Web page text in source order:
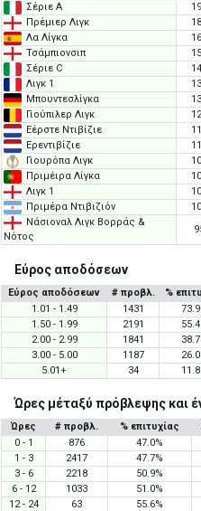
Σέριε Α
Πρέμιερ Λιγκ
Λα Λίγκα
Τσάμπιονσιπ
Σέριε C
Λιγκ 1
Μπουντεσλίγκα
Γιούπιλερ Λιγκ
Εέρστε Ντιβίζιε
Ερεντιβίζιε
Γιουρόπα Λιγκ
Πριμέιρα Λίγκα
Λιγκ 1
Πριμέρα Ντιβιζιόν
Νάσιοναλ Λιγκ Βορράς &
Νότος
Εύρος αποδόσεων
Εύρος αποδόσεων # προβλ. %
1.01 - 1.49
1431
1.50 - 1.99
2191
2.00 - 2.99
1841
3.00 - 5.00
1187
5.01+
34
Ώρες μέταξύ πρόβλεψης και
Ώρες # προβλ. % επιτυχίας
0 - 1
876 47.0%
1 - 3
2417 47.7%
3 - 6
2218 50.9%
6 - 12
1033 51.0%
12 - 24
63 55.6%